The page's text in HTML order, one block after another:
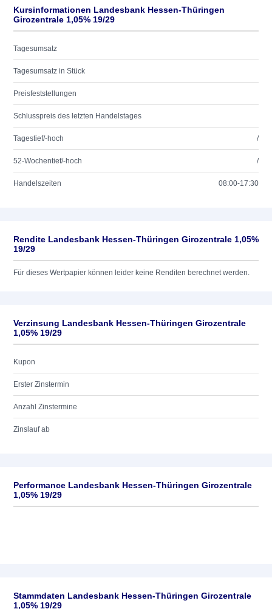
Kursinformationen Landesbank Hessen-Thüringen
Girozentrale 1,05% 19/29
Tagesumsatz
Tagesumsatz in Stück
Preisfeststellungen
Schlusspreis des letzten Handelstages
Tagestief/-hoch /
52-Wochentief/-hoch /
Handelszeiten 08:00-17:30
Rendite Landesbank Hessen-Thüringen Girozentrale 1,05%
19/29
Für dieses Wertpapier können leider keine Renditen berechnet werden.
Verzinsung Landesbank Hessen-Thüringen Girozentrale
1,05% 19/29
Kupon
Erster Zinstermin
Anzahl Zinstermine
Zinslauf ab
Performance Landesbank Hessen-Thüringen Girozentrale
1,05% 19/29
Stammdaten Landesbank Hessen-Thüringen Girozentrale
1,05% 19/29